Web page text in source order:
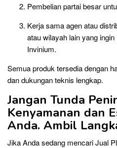
Pembelian partai besar
Kerja sama agen atau
atau wilayah lain yang
Invinium.
Semua produk tersedia dengan
dan dukungan teknis lengkap.
Jangan Tunda
Kenyamanan dan
Anda. Ambil
Jika Anda sedang mencari Jual